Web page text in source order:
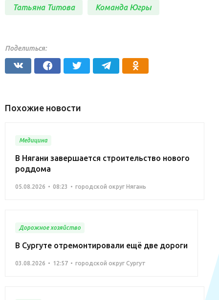
Татьяна Титова Команда Югры
Поделиться:
Похожие новости
Медицина
В Нягани завершается строительство нового
роддома
05.08.2026 08:23 городской округ Нягань
Дорожное хозяйство
В Сургуте отремонтировали ещё две дороги
03.08.2026 12:57 городской округ Сургут